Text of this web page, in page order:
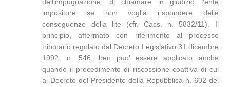
dell’impugnazione, di chiamare in giudizio l’ente
impositore se non voglia rispondere delle
conseguenze della lite (cfr. Cass. n. 5832/11). Il
principio, affermato con riferimento al processo
tributario regolato dal Decreto Legislativo 31 dicembre
1992, n. 546, ben puo’ essere applicato anche
quando il procedimento di riscossione coattiva di cui
al Decreto del Presidente della Repubblica n. 602 del